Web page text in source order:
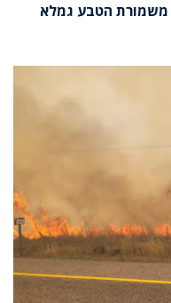
משמורת הטבע גמלא